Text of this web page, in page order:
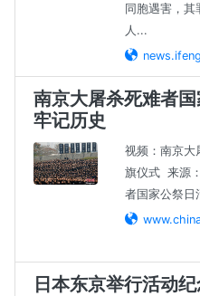
同胞遇害，其
人...
南京大屠杀死难者
牢记历史
视频：南京大
旗仪式 来源
者国家公祭日
日本东京举行活动